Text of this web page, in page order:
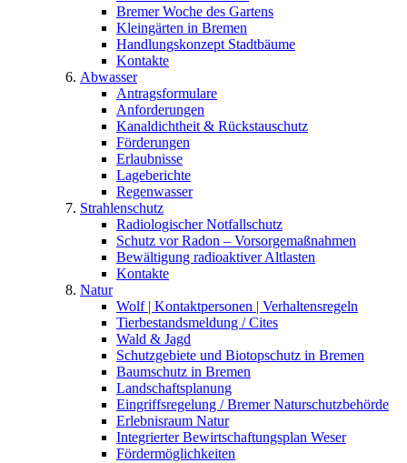
Bremer Woche des Gartens
Kleingärten in Bremen
Handlungskonzept Stadtbäume
Kontakte
Abwasser
Antragsformulare
Anforderungen
Kanaldichtheit & Rückstauschutz
Förderungen
Erlaubnisse
Lageberichte
Regenwasser
Strahlenschutz
Radiologischer Notfallschutz
Schutz vor Radon – Vorsorgemaßnahmen
Bewältigung radioaktiver Altlasten
Kontakte
Natur
Wolf | Kontaktpersonen | Verhaltensregeln
Tierbestandsmeldung / Cites
Wald & Jagd
Schutzgebiete und Biotopschutz in Bremen
Baumschutz in Bremen
Landschaftsplanung
Eingriffsregelung / Bremer Naturschutzbehörde
Erlebnisraum Natur
Integrierter Bewirtschaftungsplan Weser
Fördermöglichkeiten